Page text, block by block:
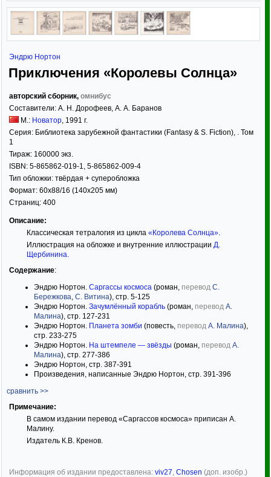
Эндрю Нортон
Приключения «Королевы Солнца»
авторский сборник, омнибус
Составители: А. Н. Дорофеев, А. А. Баранов
М.: Новатор, 1991 г.
Серия: Библиотека зарубежной фантастики (Fantasy & S. Fiction), . Том
1
Тираж: 160000 экз.
ISBN: 5-865862-019-1, 5-865862-009-4
Тип обложки: твёрдая + суперобложка
Формат: 60x88/16 (140x205 мм)
Страниц: 400
Описание:
Классическая тетралогия из цикла «Королева Солнца».
Иллюстрация на обложке и внутренние иллюстрации Д.
Щербинина.
Содержание:
Эндрю Нортон. Саргассы космоса (роман, перевод С.
Бережкова, С. Витина), стр. 5-125
Эндрю Нортон. Зачумлённый корабль (роман, перевод А.
Малина), стр. 127-231
Эндрю Нортон. Планета зомби (повесть, перевод А. Малина),
стр. 233-275
Эндрю Нортон. На штемпеле — звёзды (роман, перевод А.
Малина), стр. 277-386
Эндрю Нортон, стр. 387-391
Произведения, написанные Эндрю Нортон, стр. 391-396
сравнить >>
Примечание:
В самом издании перевод «Саргассов космоса» приписан А.
Малину.
Издатель К.В. Кренов.
Информация об издании предоставлена: viv27, Chosen (доп. изобр.)